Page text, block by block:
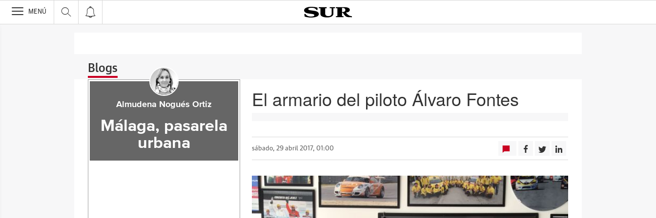
>
MENÚ
Blogs
El armario del piloto Álvaro Fontes
sábado, 29 abril 2017, 01:00
Almudena Nogués Ortiz
Málaga, pasarela
urbana